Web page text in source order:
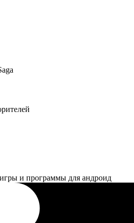
и программы для андроид